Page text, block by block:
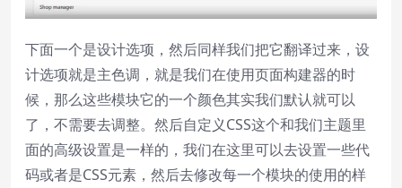
下面一个是设计选项，然后同样我们把它翻译过来，设
计选项就是主色调，就是我们在使用页面构建器的时
候，那么这些模块它的一个颜色其实我们默认就可以
了，不需要去调整。然后自定义CSS这个和我们主题里
面的高级设置是一样的，我们在这里可以去设置一些代
码或者是CSS元素，然后去修改每一个模块的使用的样